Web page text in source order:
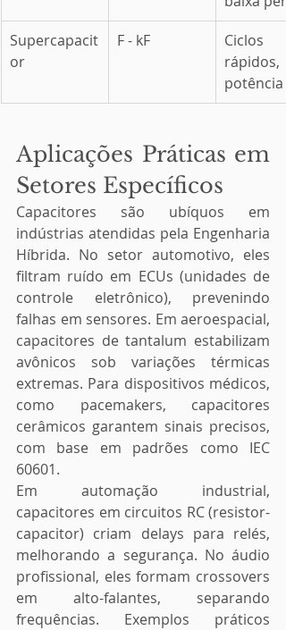
Supercapacit
or
F - kF
Ciclos
rápidos,
potência
Aplicações Práticas em
Setores Específicos
Capacitores são ubíquos em
indústrias atendidas pela Engenharia
Híbrida. No setor automotivo, eles
filtram ruído em ECUs (unidades de
controle eletrônico), prevenindo
falhas em sensores. Em aeroespacial,
capacitores de tantalum estabilizam
avônicos sob variações térmicas
extremas. Para dispositivos médicos,
como pacemakers, capacitores
cerâmicos garantem sinais precisos,
com base em padrões como IEC
60601.
Em automação industrial,
capacitores em circuitos RC (resistor-
capacitor) criam delays para relés,
melhorando a segurança. No áudio
profissional, eles formam crossovers
em alto-falantes, separando
frequências. Exemplos práticos